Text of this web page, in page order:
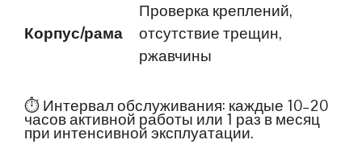
Корпус/рама
Проверка креплений,
отсутствие трещин,
ржавчины
⏱ Интервал обслуживания: каждые 10–20
часов активной работы или 1 раз в месяц
при интенсивной эксплуатации.